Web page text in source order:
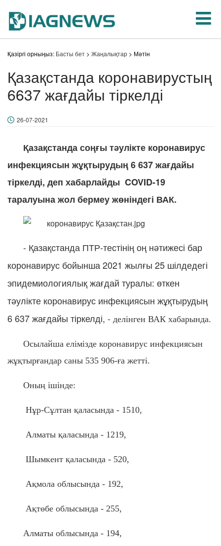
Қазіргі орныңыз: Басты бет > Жаңалықтар > Мәтін
Қазақстанда коронавирустың
6637 жағдайы тіркелді
26-07-2021
Қазақстанда соңғы тәулікте коронавирус
инфекциясын жұқтырудың 6 637 жағдайы
тіркелді, деп хабарлайды COVID-19
таралуына жол бермеу жөніндегі ВАК.
- Қазақстанда ПТР-тестінің оң нәтижесі бар
коронавирус бойынша 2021 жылғы 25 шілдедегі
эпидемиологиялық жағдай туралы: өткен
тәулікте коронавирус инфекциясын жұқтырудың
6 637 жағдайы тіркелді, - делінген ВАК хабарында.
Осылайша елімізде коронавирус инфекциясын
жұқтырғандар саны 535 906-ға жетті.
Оның ішінде:
Нұр-Сұлтан қаласында - 1510,
Алматы қаласында - 1219,
Шымкент қаласында - 520,
Ақмола облысында - 192,
Ақтөбе облысында - 255,
Алматы облысында - 194,